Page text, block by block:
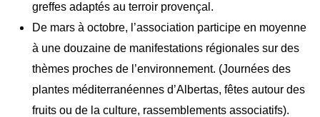
greffes adaptés au terroir provençal.
De mars à octobre, l’association participe en moyenne
à une douzaine de manifestations régionales sur des
thèmes proches de l’environnement. (Journées des
plantes méditerranéennes d’Albertas, fêtes autour des
fruits ou de la culture, rassemblements associatifs).